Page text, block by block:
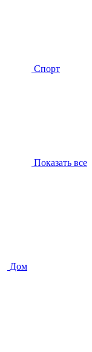
Спорт
Показать все
Дом